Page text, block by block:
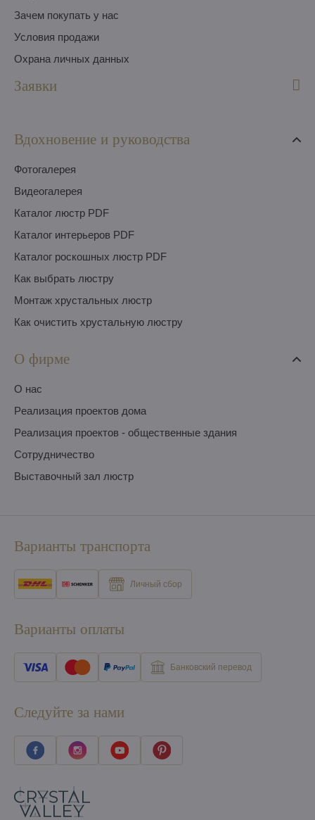
Зачем покупать у нас
Условия продажи
Охрана личных данных
Заявки
Вдохновение и руководства
Фотогалерея
Видеогалерея
Каталог люстр PDF
Каталог интерьеров PDF
Каталог роскошных люстр PDF
Как выбрать люстру
Монтаж хрустальных люстр
Как очистить хрустальную люстру
О фирме
O нас
Pеализация проектов дома
Pеализация проектов - общественные здания
Сотрудничество
Выставочный зал люстр
Варианты транспорта
Личный сбор
Варианты оплаты
Банковский перевод
Следуйте за нами